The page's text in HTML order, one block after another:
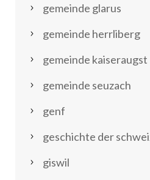
gemeinde glarus
gemeinde herrliberg
gemeinde kaiseraugst
gemeinde seuzach
genf
geschichte der
giswil